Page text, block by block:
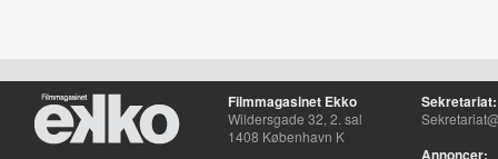
Filmmagasinet Ekko
Wildersgade 32, 2. sal
1408 København K
Sekretariat:
Annoncer: